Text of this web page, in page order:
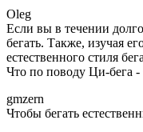
Oleg
Если вы в течении
бегать. Также, изучая
естественного стиля
Что по поводу Ци-бега -
gmzern
Чтобы бегать